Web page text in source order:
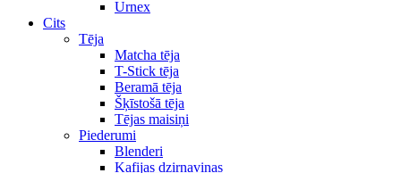
Urnex
Cits
Tēja
Matcha tēja
T-Stick tēja
Beramā tēja
Šķīstošā tēja
Tējas maisiņi
Piederumi
Blenderi
Kafijas dzirnaviņas